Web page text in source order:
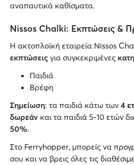
αναπαυτικά καθίσματα.
Nissos Chalki: Εκπτώσεις &
Η ακτοπλοϊκή εταιρεία Nissos
εκπτώσεις για συγκεκριμένες
Παιδιά
Βρέφη
Σημείωση: τα παιδιά κάτω των 4
δωρεάν και τα παιδιά 5-10 ετών
50%.
Στο Ferryhopper, μπορείς να
σου και να βρεις όλες τις